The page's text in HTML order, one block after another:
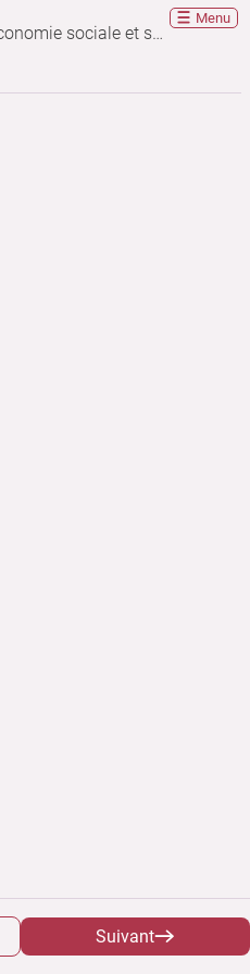
Atelier ESS & Bifurcations · L'économie sociale et solidaire propose-t-elle des leviers spécifiques de bifurcations socio-écologiques ?
Menu
Suivant